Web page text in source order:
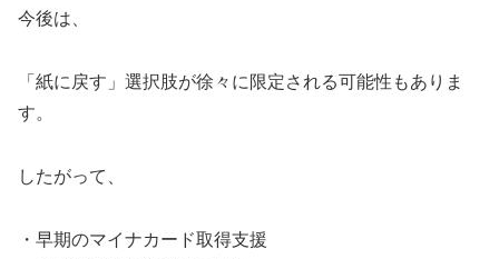
今後は、
「紙に戻す」選択肢が徐々に限定される可能性もありま
す。
したがって、
・早期のマイナカード取得支援